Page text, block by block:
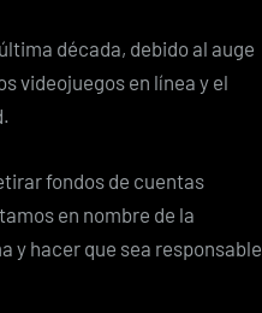
década, debido al auge
videojuegos en línea y el
fondos de cuentas
en nombre de la
y hacer que sea responsable